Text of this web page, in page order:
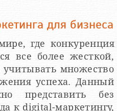
для бизнеса
где конкуренция
все более жесткой,
учитывать множество
успеха. Данный
представить без
к digital-маркетингу,